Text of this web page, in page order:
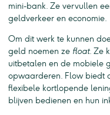
mini-bank. Ze vervullen
geldverkeer en economie.
Om dit werk te kunnen
geld noemen ze float. Ze
uitbetalen en de mobiele
opwaarderen. Flow biedt
flexibele kortlopende
blijven bedienen en hun